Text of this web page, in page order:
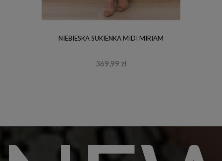
NIEBIESKA SUKIENKA MIDI MIRIAM
369,99 zł